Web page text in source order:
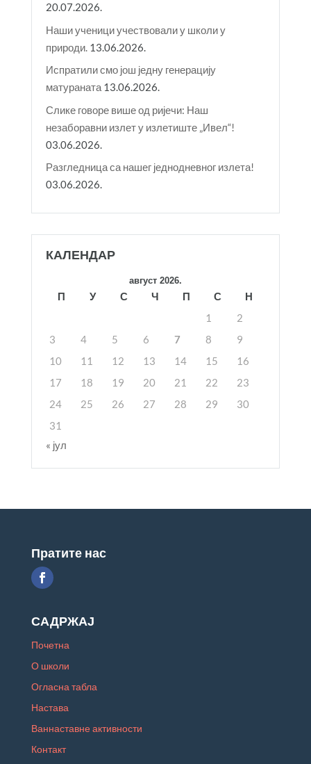
20.07.2026.
Наши ученици учествовали у школи у
природи. 13.06.2026.
Испратили смо још једну генерацију
матураната 13.06.2026.
Слике говоре више од ријечи: Наш
незаборавни излет у излетиште „Ивел“!
03.06.2026.
Разгледница са нашег једнодневног излета!
03.06.2026.
КАЛЕНДАР
август 2026.
П У С Ч П С
Н
1
2
3
4 5 6 7 8
9
10
11 12 13 14 15
16
17
18 19 20 21 22
23
24
25 26 27 28 29
30
31
« јул
Пратите нас
САДРЖАЈ
Почетна
О школи
Огласна табла
Настава
Ваннаставне активности
Контакт